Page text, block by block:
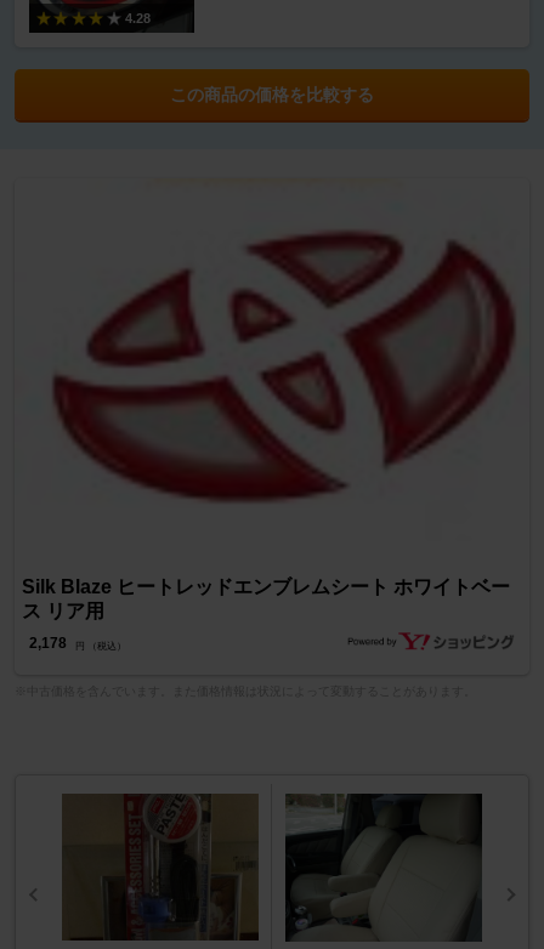
4.28
この商品の価格を比較する
Silk Blaze ヒートレッドエンブレムシート ホワイトベー
ス リア用
2,178 円 （税込）